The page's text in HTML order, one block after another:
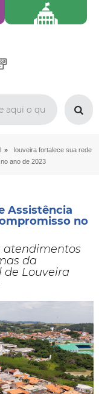
»
louveira fortalece sua rede
ano de 2023
Assistência
no
atendimentos
da
de Louveira